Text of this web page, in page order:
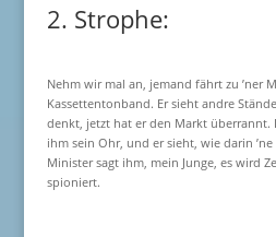
2. Strophe:
Nehm wir mal an, jemand fährt zu ’ner
Kassettentonband. Er sieht andre
denkt, jetzt hat er den Markt überrannt.
ihm sein Ohr, und er sieht, wie darin
Minister sagt ihm, mein Junge, es wird
spioniert.